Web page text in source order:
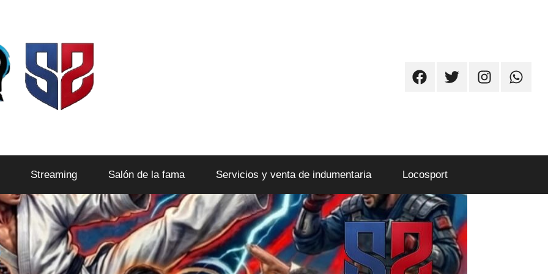
FacebookTwitter Instagram
Streaming Salón de la fama Servicios y venta de indumentaria Locosport